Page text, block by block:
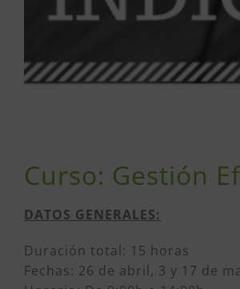
Curso: Gestión
DATOS GENERALES:
Duración total: 15 horas
Fechas: 26 de abril, 3 y 17 de